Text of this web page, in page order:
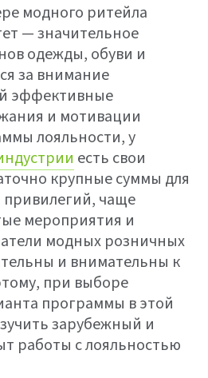
модного ритейла
— значительное
одежды, обуви и
за внимание
эффективные
и мотивации
лояльности, у
есть свои
крупные суммы для
чаще
мероприятия и
модных розничных
и внимательны к
при выборе
программы в этой
зарубежный и
работы с лояльностью